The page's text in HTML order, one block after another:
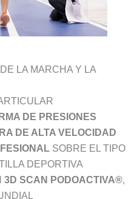
DE LA MARCHA Y LA
DE PRESIONES
DE ALTA VELOCIDAD
SOBRE EL TIPO
DEPORTIVA
3D SCAN PODOACTIVA®,